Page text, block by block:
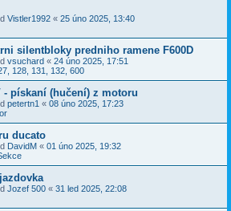
Vistler1992 « 25 úno 2025, 13:40
silentbloky predniho ramene F600D
vsuchard « 24 úno 2025, 17:51
128, 131, 132, 600
- pískaní (hučení) z motoru
petertn1 « 08 úno 2025, 17:23
ducato
DavidM « 01 úno 2025, 19:32
Jozef 500 « 31 led 2025, 22:08